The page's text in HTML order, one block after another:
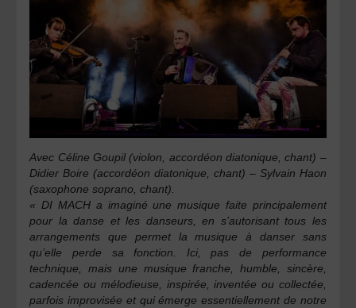
Avec Céline Goupil (violon, accordéon diatonique, chant) –
Didier Boire (accordéon diatonique, chant) – Sylvain Haon
(saxophone soprano, chant).
«DI MACH a imaginé une musique faite principalement
pour la danse et les danseurs, en s’autorisant tous les
arrangements que permet la musique à danser sans
qu’elle perde sa fonction. Ici, pas de performance
technique, mais une musique franche, humble, sincère,
cadencée ou mélodieuse, inspirée, inventée ou collectée,
parfois improvisée et qui émerge essentiellement de notre